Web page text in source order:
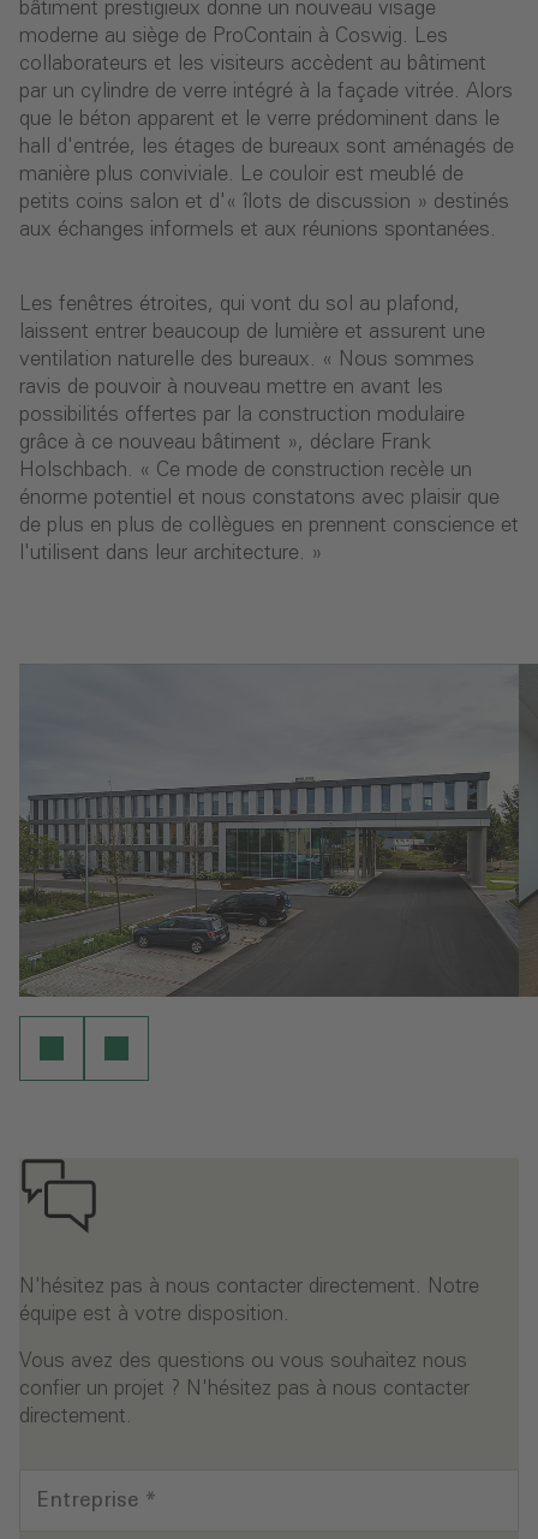
bâtiment prestigieux donne un nouveau visage
moderne au siège de ProContain à Coswig. Les
collaborateurs et les visiteurs accèdent au bâtiment
par un cylindre de verre intégré à la façade vitrée. Alors
que le béton apparent et le verre prédominent dans le
hall d'entrée, les étages de bureaux sont aménagés de
manière plus conviviale. Le couloir est meublé de
petits coins salon et d'« îlots de discussion » destinés
aux échanges informels et aux réunions spontanées.
Les fenêtres étroites, qui vont du sol au plafond,
laissent entrer beaucoup de lumière et assurent une
ventilation naturelle des bureaux. « Nous sommes
ravis de pouvoir à nouveau mettre en avant les
possibilités offertes par la construction modulaire
grâce à ce nouveau bâtiment », déclare Frank
Holschbach. « Ce mode de construction recèle un
énorme potentiel et nous constatons avec plaisir que
de plus en plus de collègues en prennent conscience et
l'utilisent dans leur architecture. »
N'hésitez pas à nous contacter directement. Notre
équipe est à votre disposition.
Vous avez des questions ou vous souhaitez nous
confier un projet ? N'hésitez pas à nous contacter
directement.
Entreprise *